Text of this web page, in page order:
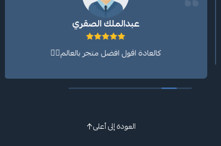
عبدالملك الصقري
كالعادة اقول افضل متجر بالعالم👍🏼
العودة إلى أعلى